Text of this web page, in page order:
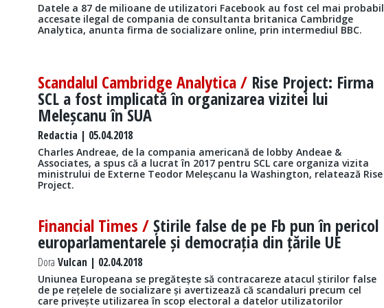
Datele a 87 de milioane de utilizatori Facebook au fost cel mai probabil
accesate ilegal de compania de consultanta britanica Cambridge
Analytica, anunta firma de socializare online, prin intermediul BBC.
Scandalul Cambridge Analytica / Rise Project: Firma
SCL a fost implicată în organizarea vizitei lui
Meleșcanu în SUA
Redactia | 05.04.2018
​Charles Andreae, de la compania americană de lobby Andeae &
Associates, a spus că a lucrat în 2017 pentru SCL care organiza vizita
ministrului de Externe Teodor Meleșcanu la Washington, relatează Rise
Project.
Financial Times /Știrile false de pe Fb pun în pericol
europarlamentarele și democrația din țările UE
Dora Vulcan | 02.04.2018
Uniunea Europeana se pregătește să contracareze atacul știrilor false
de pe rețelele de socializare și avertizează că scandaluri precum cel
care privește utilizarea în scop electoral a datelor utilizatorilor